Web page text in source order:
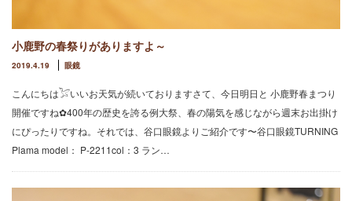
小鹿野の春祭りがありますよ～
2019.4.19 眼鏡
こんにちは𓅯いいお天気が続いておりますさて、今日明日と 小鹿野春まつり
開催ですね✿400年の歴史を誇る例大祭、春の陽気を感じながら週末お出掛け
にぴったりですね。それでは、谷口眼鏡よりご紹介です〜谷口眼鏡TURNING
Plama model： P-2211col：3 ラン…